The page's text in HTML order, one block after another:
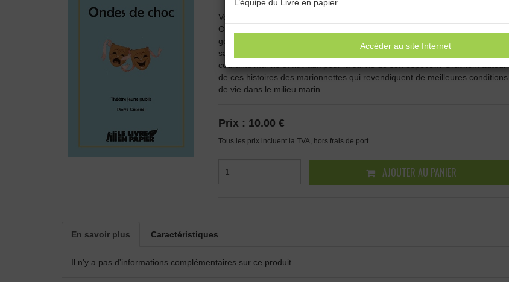
L’équipe du Livre en papier
Accéder au site Internet
Voici une pièce de théâtre qui parle de l’eau à travers 3 contes traditionnels.
Or la conteuse a bien du mal à finir ses histoires surtout celle de la petite
goutte d’eau, perturbée et interrompue sans cesse par un personnage
sautillant et scintillant mais fort sympathique : le petit saumon qui remonte les
courants marins et fluviaux pour la survie de son espèce… Gravitent autour
de ces histoires des marionnettes qui revendiquent de meilleures conditions
de vie dans le milieu marin.
Prix : 10.00 €
Tous les prix incluent la TVA, hors frais de port
AJOUTER AU PANIER
En savoir plus Caractéristiques
Il n'y a pas d'informations complémentaires sur ce produit